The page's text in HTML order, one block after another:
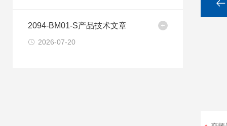
2094-BM01-S产品技术文章
2026-07-20